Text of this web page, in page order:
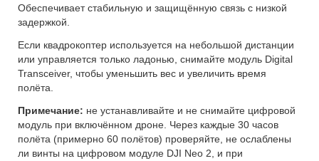
Обеспечивает стабильную и защищённую связь с низкой
задержкой.
Если квадрокоптер используется на небольшой дистанции
или управляется только ладонью, снимайте модуль Digital
Transceiver, чтобы уменьшить вес и увеличить время
полёта.
Примечание: не устанавливайте и не снимайте цифровой
модуль при включённом дроне. Через каждые 30 часов
полёта (примерно 60 полётов) проверяйте, не ослаблены
ли винты на цифровом модуле DJI Neo 2, и при